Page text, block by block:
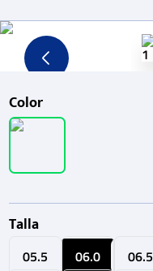
Color
Talla
05.5 06.0 06.5